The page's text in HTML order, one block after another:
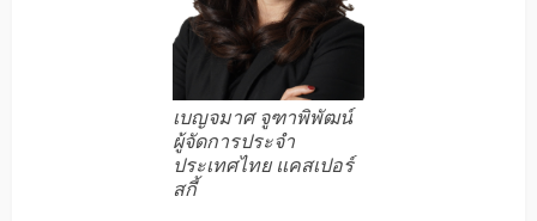
เบญจมาศ จูฑาพิพัฒน์
ผู้จัดการประจำ
ประเทศไทย แคสเปอร์
สกี้